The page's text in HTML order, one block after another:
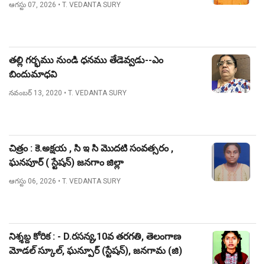
ఆగస్టు 07, 2026 • T. VEDANTA SURY
తల్లి గర్భము నుండి ధనము తేడెవ్వడు--ఎం
బిందుమాధవి
నవంబర్ 13, 2020 • T. VEDANTA SURY
చిత్రం : కె.అక్షయ , సి ఇ సి మొదటి సంవత్సరం ,
ఘనపూర్ ( స్టేషన్) జనగాం జిల్లా
ఆగస్టు 06, 2026 • T. VEDANTA SURY
నిశ్శబ్ద కోరిక : - D.రసన్య,10వ తరగతి, తెలంగాణ
మోడల్ స్కూల్, ఘన్పూర్ (స్టేషన్), జనగామ (జి)